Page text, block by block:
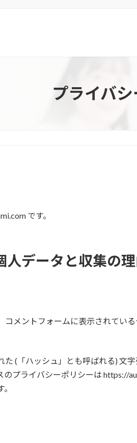
プライバ
です。
人データと収集の
メントフォームに表示されてい
(「ハッシュ」とも呼ばれる) 文
プライバシーポリシーは